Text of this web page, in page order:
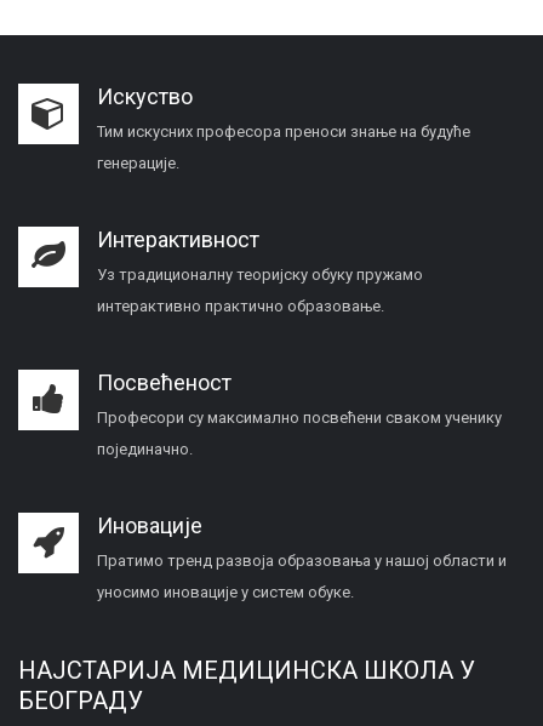
Искуство
Тим искусних професора преноси знање на будуће
генерације.
Интерактивност
Уз традиционалну теоријску обуку пружамо
интерактивно практично образовање.
Посвећеност
Професори су максимално посвећени сваком ученику
појединачно.
Иновације
Пратимо тренд развоја образовања у нашој области и
уносимо иновације у систем обуке.
НАЈСТАРИЈА МЕДИЦИНСКА ШКОЛА У
БЕОГРАДУ